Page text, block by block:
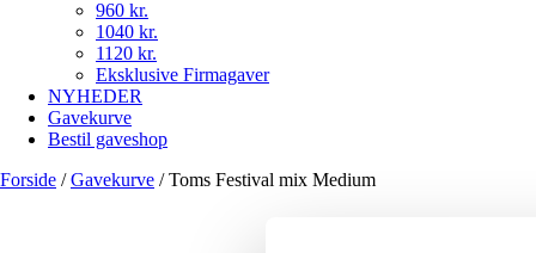
960 kr.
1040 kr.
1120 kr.
Eksklusive Firmagaver
NYHEDER
Gavekurve
Bestil gaveshop
Forside /Gavekurve /Toms Festival mix Medium